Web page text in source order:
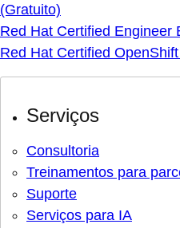
(Gratuito)
Red Hat Certified Engineer
Red Hat Certified
Serviços
Consultoria
Treinamentos para
Suporte
Serviços para IA